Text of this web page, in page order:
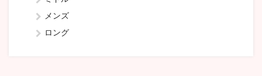
メンズ
ロング